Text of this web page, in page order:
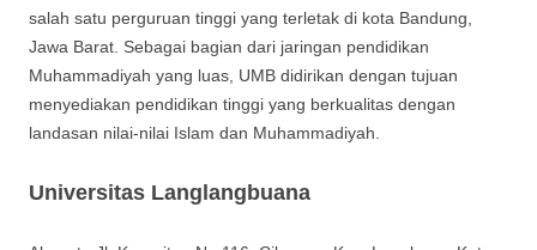
salah satu perguruan tinggi yang terletak di kota Bandung,
Jawa Barat. Sebagai bagian dari jaringan pendidikan
Muhammadiyah yang luas, UMB didirikan dengan tujuan
menyediakan pendidikan tinggi yang berkualitas dengan
landasan nilai-nilai Islam dan Muhammadiyah.
Universitas Langlangbuana